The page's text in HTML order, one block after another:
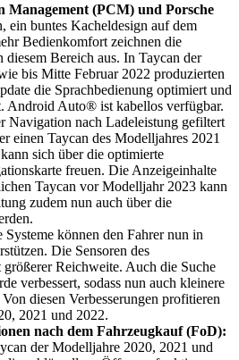
Management (PCM) und Porsche
ein buntes Kacheldesign auf dem
Bedienkomfort zeichnen die
Bereich aus. In Taycan der
bis Mitte Februar 2022 produzierten
die Sprachbedienung optimiert und
Auto® ist kabellos verfügbar.
Navigation nach Ladeleistung gefiltert
einen Taycan des Modelljahres 2021
sich über die optimierte
freuen. Die Anzeigeinhalte
Taycan vor Modelljahr 2023 kann
zudem nun auch über die
Systeme können den Fahrer nun in
Die Sensoren des
größerer Reichweite. Auch die Suche
verbessert, sodass nun auch kleinere
diesen Verbesserungen profitieren
2021 und 2022.
nach dem Fahrzeugkauf (FoD):
der Modelljahre 2020, 2021 und